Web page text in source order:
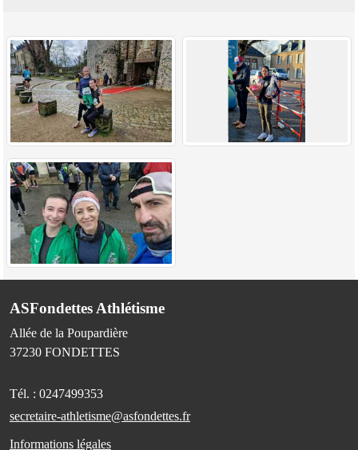
ASFondettes Athlétisme
Allée de la Poupardière
37230 FONDETTES
Tél. : 0247499353
secretaire-athletisme@asfondettes.fr
Informations légales